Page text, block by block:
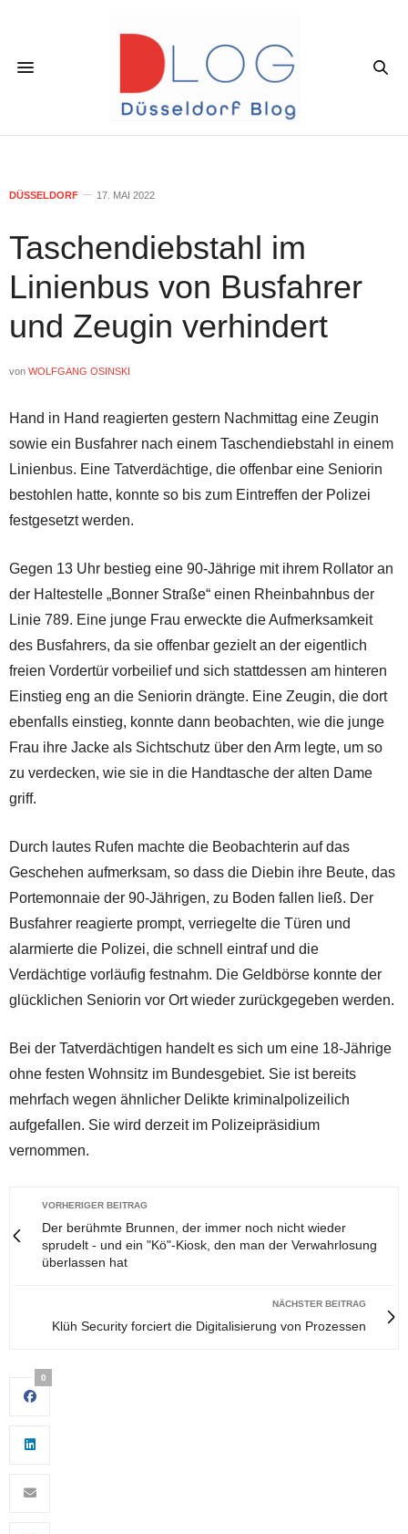
DÜSSELDORF 17. MAI 2022
Taschendiebstahl im
Linienbus von Busfahrer
und Zeugin verhindert
von WOLFGANG OSINSKI
Hand in Hand reagierten gestern Nachmittag eine Zeugin
sowie ein Busfahrer nach einem Taschendiebstahl in einem
Linienbus. Eine Tatverdächtige, die offenbar eine Seniorin
bestohlen hatte, konnte so bis zum Eintreffen der Polizei
festgesetzt werden.
Gegen 13 Uhr bestieg eine 90-Jährige mit ihrem Rollator an
der Haltestelle „Bonner Straße“ einen Rheinbahnbus der
Linie 789. Eine junge Frau erweckte die Aufmerksamkeit
des Busfahrers, da sie offenbar gezielt an der eigentlich
freien Vordertür vorbeilief und sich stattdessen am hinteren
Einstieg eng an die Seniorin drängte. Eine Zeugin, die dort
ebenfalls einstieg, konnte dann beobachten, wie die junge
Frau ihre Jacke als Sichtschutz über den Arm legte, um so
zu verdecken, wie sie in die Handtasche der alten Dame
griff.
Durch lautes Rufen machte die Beobachterin auf das
Geschehen aufmerksam, so dass die Diebin ihre Beute, das
Portemonnaie der 90-Jährigen, zu Boden fallen ließ. Der
Busfahrer reagierte prompt, verriegelte die Türen und
alarmierte die Polizei, die schnell eintraf und die
Verdächtige vorläufig festnahm. Die Geldbörse konnte der
glücklichen Seniorin vor Ort wieder zurückgegeben werden.
Bei der Tatverdächtigen handelt es sich um eine 18-Jährige
ohne festen Wohnsitz im Bundesgebiet. Sie ist bereits
mehrfach wegen ähnlicher Delikte kriminalpolizeilich
aufgefallen. Sie wird derzeit im Polizeipräsidium
vernommen.
VORHERIGER BEITRAG
Der berühmte Brunnen, der immer noch nicht wieder
sprudelt - und ein "Kö"-Kiosk, den man der Verwahrlosung
überlassen hat
NÄCHSTER BEITRAG
Klüh Security forciert die Digitalisierung von Prozessen
0